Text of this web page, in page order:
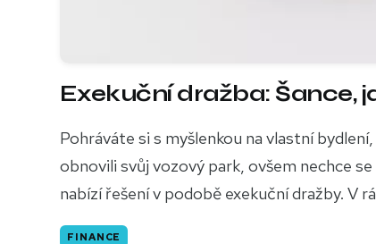
Exekuční dražba: Šance,
Pohráváte si s myšlenkou na vlastní
obnovili svůj vozový park, ovšem nechce
nabízí řešení v podobě exekuční dražby.
FINANCE